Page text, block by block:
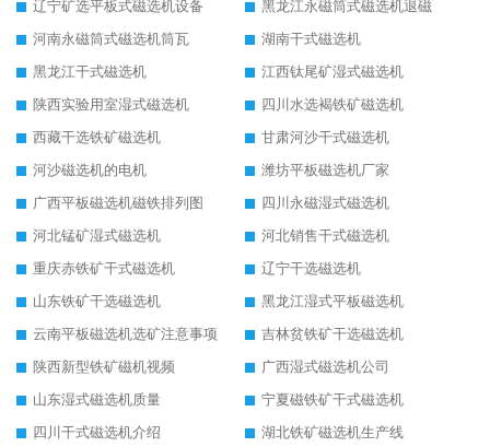
辽宁矿选平板式磁选机设备
黑龙江永磁筒式磁选机退磁
河南永磁筒式磁选机筒瓦
湖南干式磁选机
黑龙江干式磁选机
江西钛尾矿湿式磁选机
陕西实验用室湿式磁选机
四川水选褐铁矿磁选机
西藏干选铁矿磁选机
甘肃河沙干式磁选机
河沙磁选机的电机
潍坊平板磁选机厂家
广西平板磁选机磁铁排列图
四川永磁湿式磁选机
河北锰矿湿式磁选机
河北销售干式磁选机
重庆赤铁矿干式磁选机
辽宁干选磁选机
山东铁矿干选磁选机
黑龙江湿式平板磁选机
云南平板磁选机选矿注意事项
吉林贫铁矿干选磁选机
陕西新型铁矿磁机视频
广西湿式磁选机公司
山东湿式磁选机质量
宁夏磁铁矿干式磁选机
四川干式磁选机介绍
湖北铁矿磁选机生产线